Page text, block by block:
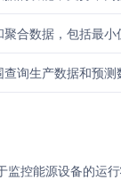
合数据，包括最
询生产数据和预测
监控能源设备的运